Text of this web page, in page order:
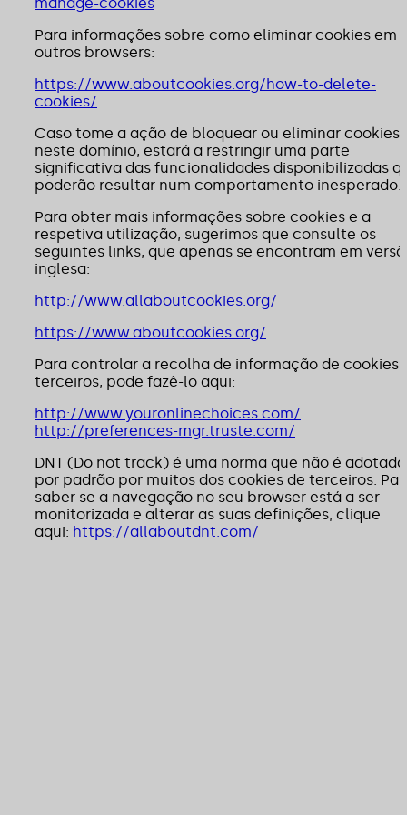
Para informações sobre como eliminar cookies em
outros browsers:
https://www.aboutcookies.org/how-to-delete-
cookies/
Caso tome a ação de bloquear ou eliminar cookies
neste domínio, estará a restringir uma parte
significativa das funcionalidades disponibilizadas
poderão resultar num comportamento inesperado.
Para obter mais informações sobre cookies e a
respetiva utilização, sugerimos que consulte os
seguintes links, que apenas se encontram em
inglesa:
http://www.allaboutcookies.org/
https://www.aboutcookies.org/
Para controlar a recolha de informação de cookies
terceiros, pode fazê-lo aqui:
http://www.youronlinechoices.com/
http://preferences-mgr.truste.com/
DNT (Do not track) é uma norma que não é adotada
por padrão por muitos dos cookies de terceiros.
saber se a navegação no seu browser está a ser
monitorizada e alterar as suas definições, clique
aqui: https://allaboutdnt.com/